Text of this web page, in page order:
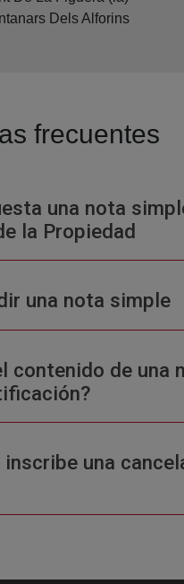
Dels Alforins
frecuentes
una nota
la Propiedad
una nota simple
contenido de una
inscribe una